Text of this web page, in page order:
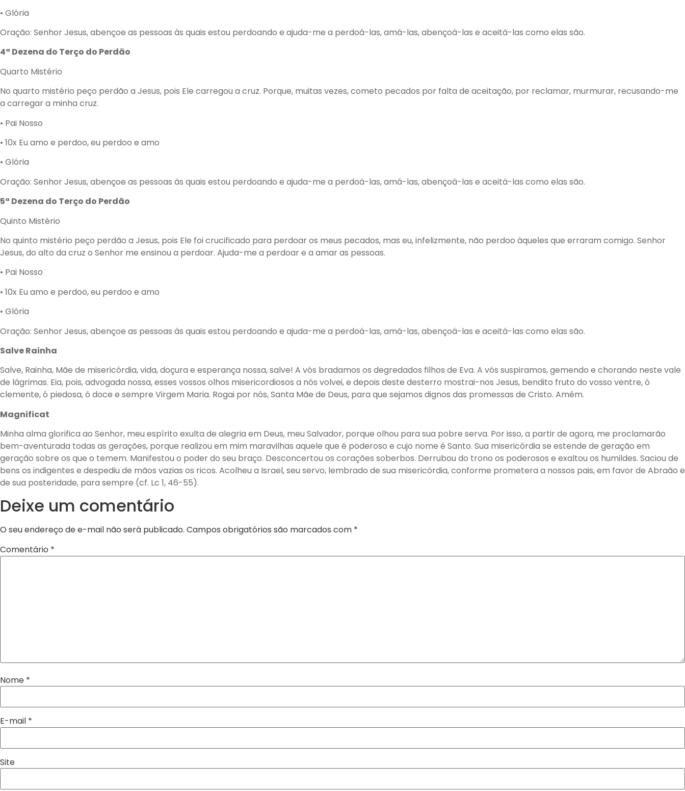
• Glória
Oração: Senhor Jesus, abençoe as pessoas às quais estou perdoando e ajuda-me a perdoá-las, amá-las, abençoá-las e aceitá-las como elas são.
4ª Dezena do Terço do Perdão
Quarto Mistério
No quarto mistério peço perdão a Jesus, pois Ele carregou a cruz. Porque, muitas vezes, cometo pecados por falta de aceitação, por reclamar, murmurar, recusando-me
a carregar a minha cruz.
• Pai Nosso
• 10x Eu amo e perdoo, eu perdoo e amo
• Glória
Oração: Senhor Jesus, abençoe as pessoas às quais estou perdoando e ajuda-me a perdoá-las, amá-las, abençoá-las e aceitá-las como elas são.
5ª Dezena do Terço do Perdão
Quinto Mistério
No quinto mistério peço perdão a Jesus, pois Ele foi crucificado para perdoar os meus pecados, mas eu, infelizmente, não perdoo àqueles que erraram comigo. Senhor
Jesus, do alto da cruz o Senhor me ensinou a perdoar. Ajuda-me a perdoar e a amar as pessoas.
• Pai Nosso
• 10x Eu amo e perdoo, eu perdoo e amo
• Glória
Oração: Senhor Jesus, abençoe as pessoas às quais estou perdoando e ajuda-me a perdoá-las, amá-las, abençoá-las e aceitá-las como elas são.
Salve Rainha
Salve, Rainha, Mãe de misericórdia, vida, doçura e esperança nossa, salve! A vós bradamos os degredados filhos de Eva. A vós suspiramos, gemendo e chorando neste vale
de lágrimas. Eia, pois, advogada nossa, esses vossos olhos misericordiosos a nós volvei, e depois deste desterro mostrai-nos Jesus, bendito fruto do vosso ventre, ó
clemente, ó piedosa, ó doce e sempre Virgem Maria. Rogai por nós, Santa Mãe de Deus, para que sejamos dignos das promessas de Cristo. Amém.
Magnificat
Minha alma glorifica ao Senhor, meu espírito exulta de alegria em Deus, meu Salvador, porque olhou para sua pobre serva. Por isso, a partir de agora, me proclamarão
bem-aventurada todas as gerações, porque realizou em mim maravilhas aquele que é poderoso e cujo nome é Santo. Sua misericórdia se estende de geração em
geração sobre os que o temem. Manifestou o poder do seu braço. Desconcertou os corações soberbos. Derrubou do trono os poderosos e exaltou os humildes. Saciou de
bens os indigentes e despediu de mãos vazias os ricos. Acolheu a Israel, seu servo, lembrado de sua misericórdia, conforme prometera a nossos pais, em favor de Abraão e
de sua posteridade, para sempre (cf. Lc 1, 46-55).
Deixe um comentário
O seu endereço de e-mail não será publicado. Campos obrigatórios são marcados com *
Comentário *
Nome *
E-mail *
Site